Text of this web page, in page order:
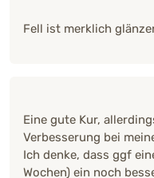
Fell ist merklich
Eine gute Kur,
Verbesserung bei
Ich denke, dass ggf
Wochen) ein noch